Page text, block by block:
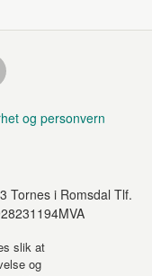
og personvern
Tornes i Romsdal Tlf.
slik at
og